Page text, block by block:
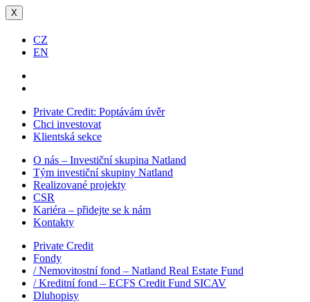
X
CZ
EN
Private Credit: Poptávám úvěr
Chci investovat
Klientská sekce
O nás – Investiční skupina Natland
Tým investiční skupiny Natland
Realizované projekty
CSR
Kariéra – přidejte se k nám
Kontakty
Private Credit
Fondy
/ Nemovitostní fond – Natland Real Estate Fund
/ Kreditní fond – ECFS Credit Fund SICAV
Dluhopisy